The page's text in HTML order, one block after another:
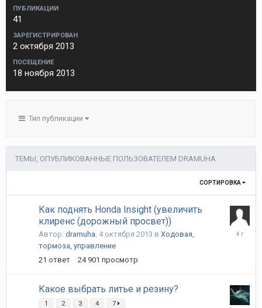
ПУБЛИКАЦИИ
41
ЗАРЕГИСТРИРОВАН
2 октября 2013
ПОСЕЩЕНИЕ
18 ноября 2013
Тип публикации
ТЕМЫ, ОПУБЛИКОВАННЫЕ ПОЛЬЗОВАТЕЛЕМ DRAMUHA
СОРТИРОВКА
Как поднять Honda Insight (увеличить
клиренс (дорожный просвет))
Автор: dramuha, 4 октября 2013 в Ходовая,
тормоза, управление
21 ответ 24 901 просмотр
Какое выбрать литье и резину?
1 2 3 4 7